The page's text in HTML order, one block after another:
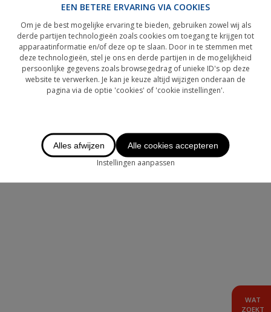
GRATIS WAARDEBEPALING
OVER CHASE
LOGIN
AANBOD BUITENLAND
WAT
ZOEKT
EEN BETERE ERVARING VIA COOKIES
Om je de best mogelijke ervaring te bieden, gebruiken zowel wij als
derde partijen technologieën zoals cookies om toegang te krijgen tot
apparaatinformatie en/of deze op te slaan. Door in te stemmen met
deze technologieën, stel je ons en derde partijen in de mogelijkheid
persoonlijke gegevens zoals browsegedrag of unieke ID's op deze
website te verwerken. Je kan je keuze altijd wijzigen onderaan de
pagina via de optie 'cookies' of 'cookie instellingen'.
Alles afwijzen Alle cookies accepteren
Instellingen aanpassen